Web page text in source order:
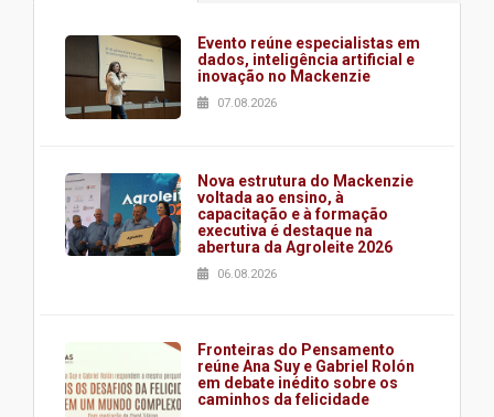
Evento reúne especialistas em
dados, inteligência artificial e
inovação no Mackenzie
07.08.2026
Nova estrutura do Mackenzie
voltada ao ensino, à
capacitação e à formação
executiva é destaque na
abertura da Agroleite 2026
06.08.2026
Fronteiras do Pensamento
reúne Ana Suy e Gabriel Rolón
em debate inédito sobre os
caminhos da felicidade